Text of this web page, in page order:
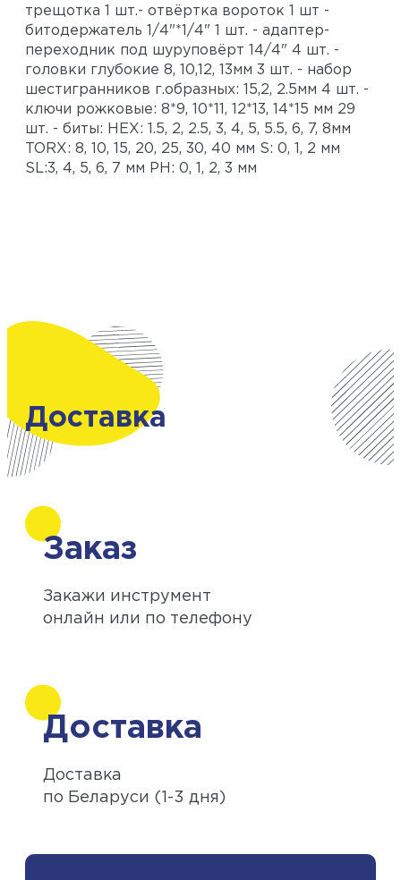
трещотка 1 шт.- отвёртка вороток 1 шт -
битодержатель 1/4"*1/4" 1 шт. - адаптер-
переходник под шуруповёрт 14/4" 4 шт. -
головки глубокие 8, 10,12, 13мм 3 шт. - набор
шестигранников г.образных: 15,2, 2.5мм 4 шт. -
ключи рожковые: 8*9, 10*11, 12*13, 14*15 мм 29
шт. - биты: HEX: 1.5, 2, 2.5, 3, 4, 5, 5.5, 6, 7, 8мм
TORX: 8, 10, 15, 20, 25, 30, 40 мм S: 0, 1, 2 мм
SL:3, 4, 5, 6, 7 мм PH: 0, 1, 2, 3 мм
Доставка
Заказ
Закажи инструмент
онлайн или по телефону
Доставка
Доставка
по Беларуси (1-3 дня)